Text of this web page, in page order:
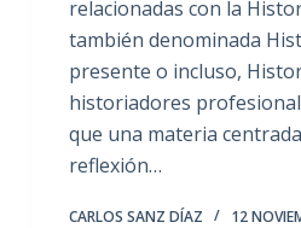
relacionadas con la
también denominada
presente o incluso,
historiadores
que una materia
reflexión…
CARLOS SANZ DÍAZ 12